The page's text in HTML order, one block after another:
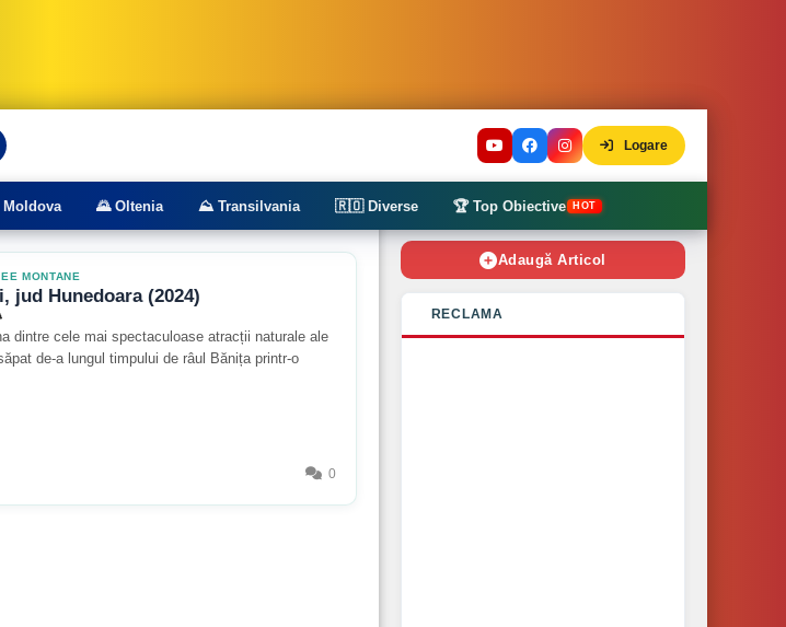
Logare
Moldova 🌄 Oltenia ⛰️ Transilvania 🇷🇴 Diverse 🏆 Top Obiective HOT
MONTANE
jud Hunedoara (2024)
dintre cele mai spectaculoase atracții naturale ale
de-a lungul timpului de râul Bănița printr-o
0
Adaugă Articol
RECLAMA